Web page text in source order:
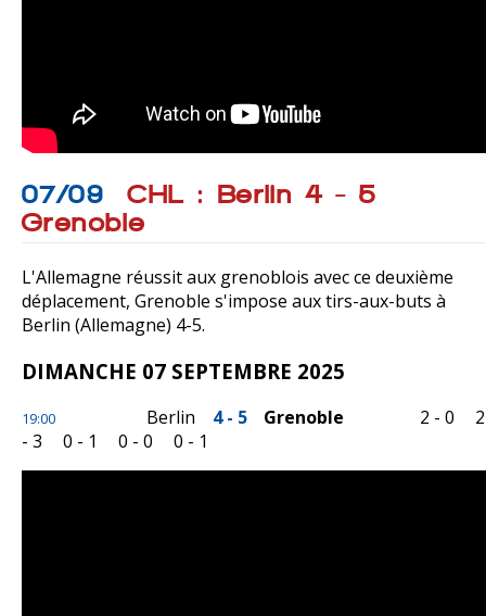
07/09
CHL : Berlin 4 - 5
Grenoble
L'Allemagne réussit aux grenoblois avec ce deuxième
déplacement, Grenoble s'impose aux tirs-aux-buts à
Berlin (Allemagne) 4-5.
DIMANCHE 07 SEPTEMBRE 2025
19:00 Berlin 4 - 5 Grenoble 2 - 0
2
- 3
0 - 1 0 - 0 0 - 1